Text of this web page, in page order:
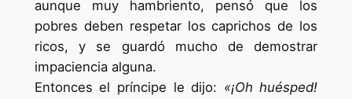
aunque muy hambriento, pensó que los
pobres deben respetar los caprichos de los
ricos, y se guardó mucho de demostrar
impaciencia alguna.
Entonces el príncipe le dijo: «¡Oh huésped!